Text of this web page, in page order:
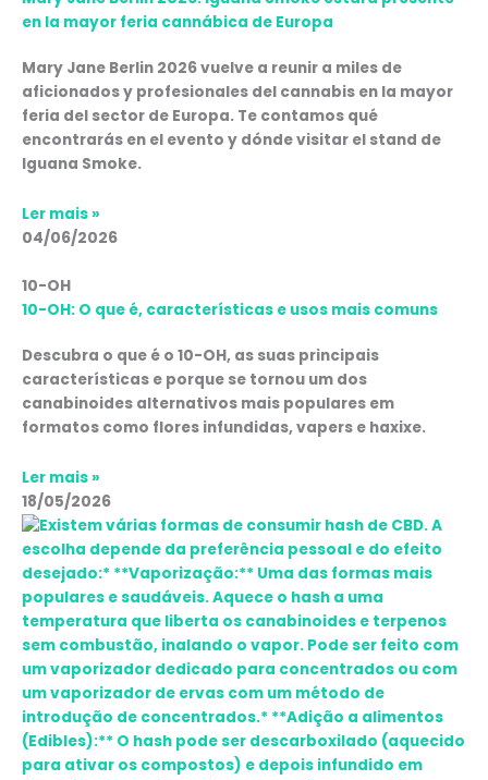
en la mayor feria cannábica de Europa
Mary Jane Berlin 2026 vuelve a reunir a miles de
aficionados y profesionales del cannabis en la mayor
feria del sector de Europa. Te contamos qué
encontrarás en el evento y dónde visitar el stand de
Iguana Smoke.
Ler mais »
04/06/2026
10-OH
10-OH: O que é, características e usos mais comuns
Descubra o que é o 10-OH, as suas principais
características e porque se tornou um dos
canabinoides alternativos mais populares em
formatos como flores infundidas, vapers e haxixe.
Ler mais »
18/05/2026